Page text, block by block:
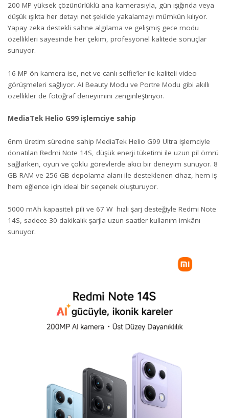
200 MP yüksek çözünürlüklü ana kamerasıyla, gün ışığında veya
düşük ışıkta her detayı net şekilde yakalamayı mümkün kılıyor.
Yapay zeka destekli sahne algılama ve gelişmiş gece modu
özellikleri sayesinde her çekim, profesyonel kalitede sonuçlar
sunuyor.
16 MP ön kamera ise, net ve canlı selfie’ler ile kaliteli video
görüşmeleri sağlıyor. AI Beauty Modu ve Portre Modu gibi akıllı
özellikler de fotoğraf deneyimini zenginleştiriyor.
MediaTek Helio G99 işlemciye sahip
6nm üretim sürecine sahip MediaTek Helio G99 Ultra işlemciyle
donatılan Redmi Note 14S, düşük enerji tüketimi ile uzun pil ömrü
sağlarken, oyun ve çoklu görevlerde akıcı bir deneyim sunuyor. 8
GB RAM ve 256 GB depolama alanı ile desteklenen cihaz, hem iş
hem eğlence için ideal bir seçenek oluşturuyor.
5000 mAh kapasiteli pili ve 67 W hızlı şarj desteğiyle Redmi Note
14S, sadece 30 dakikalık şarjla uzun saatler kullanım imkânı
sunuyor.